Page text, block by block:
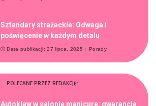
Sztandary strażackie: Odwaga i
poświęcenie w każdym detalu
Data publikacji: 27 lipca, 2025 Porady
POLECANE PRZEZ REDAKCJĘ:
Autoklaw w salonie manicure: gwarancja